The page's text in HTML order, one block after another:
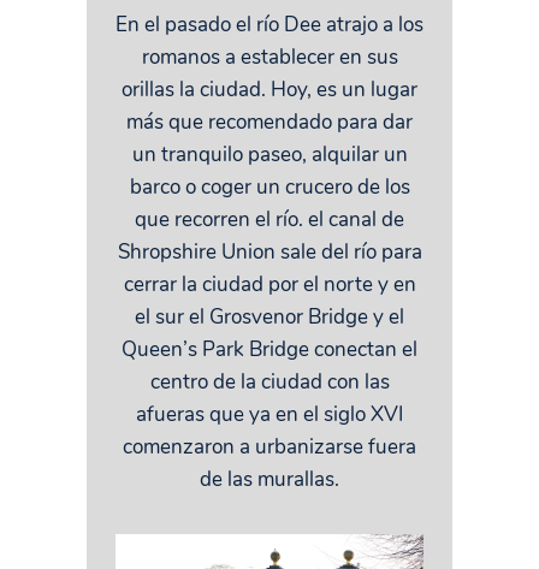
En el pasado el río Dee atrajo a los
romanos a establecer en sus
orillas la ciudad. Hoy, es un lugar
más que recomendado para dar
un tranquilo paseo, alquilar un
barco o coger un crucero de los
que recorren el río. el canal de
Shropshire Union sale del río para
cerrar la ciudad por el norte y en
el sur el Grosvenor Bridge y el
Queen’s Park Bridge conectan el
centro de la ciudad con las
afueras que ya en el siglo XVI
comenzaron a urbanizarse fuera
de las murallas.